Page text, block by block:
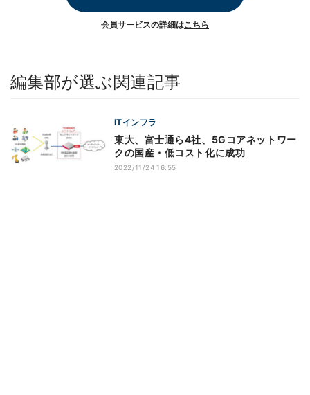
会員サービスの詳細はこちら
編集部が選ぶ関連記事
ITインフラ
東大、富士通ら4社、5Gコアネットワー
クの国産・低コスト化に成功
2022/11/24 16:55